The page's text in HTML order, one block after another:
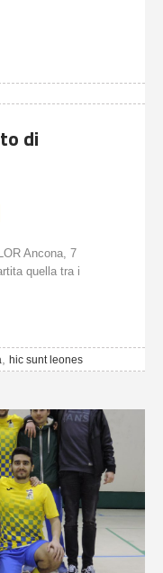
di
Ancona, 7
quella tra i
hic sunt leones